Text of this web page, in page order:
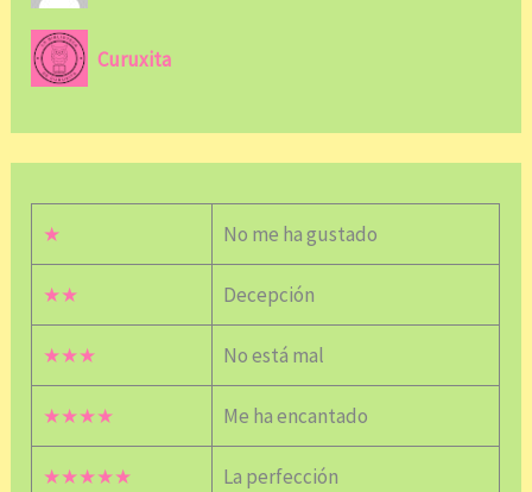
Curuxita
★ No me ha gustado
★★ Decepción
★★★ No está mal
★★★★ Me ha encantado
★★★★★ La perfección